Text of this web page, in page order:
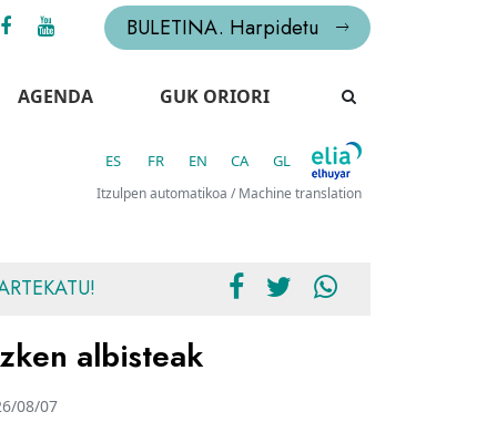
BULETINA. Harpidetu
AGENDA GUK ORIORI
ES FR EN CA GL
Itzulpen automatikoa / Machine translation
albisteak
08/07